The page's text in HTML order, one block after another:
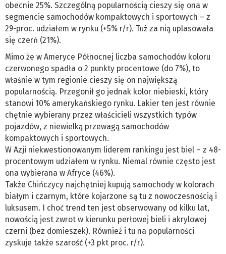
obecnie 25%. Szczególną popularnością cieszy się ona w
segmencie samochodów kompaktowych i sportowych – z
29-proc. udziałem w rynku (+5% r/r). Tuż za nią uplasowała
się czerń (21%).
Mimo że w Ameryce Północnej liczba samochodów koloru
czerwonego spadła o 2 punkty procentowe (do 7%), to
właśnie w tym regionie cieszy się on największą
popularnością. Przegonił go jednak kolor niebieski, który
stanowi 10% amerykańskiego rynku. Lakier ten jest równie
chętnie wybierany przez właścicieli wszystkich typów
pojazdów, z niewielką przewagą samochodów
kompaktowych i sportowych.
W Azji niekwestionowanym liderem rankingu jest biel – z 48-
procentowym udziałem w rynku. Niemal równie często jest
ona wybierana w Afryce (46%).
Także Chińczycy najchętniej kupują samochody w kolorach
białym i czarnym, które kojarzone są tu z nowoczesnością i
luksusem. I choć trend ten jest obserwowany od kilku lat,
nowością jest zwrot w kierunku perłowej bieli i akrylowej
czerni (bez domieszek). Również i tu na popularności
zyskuje także szarość (+3 pkt proc. r/r).